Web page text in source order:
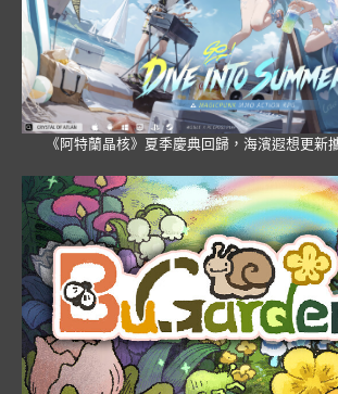
《阿特蘭晶核》夏季慶典回歸，海濱遐想更新